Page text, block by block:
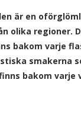
är en
olika regioner.
bakom varje
smakerna
bakom